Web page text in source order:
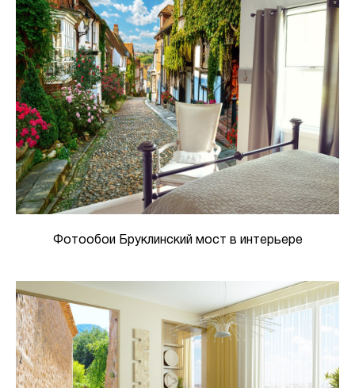
Фотообои Бруклинский мост в интерьере